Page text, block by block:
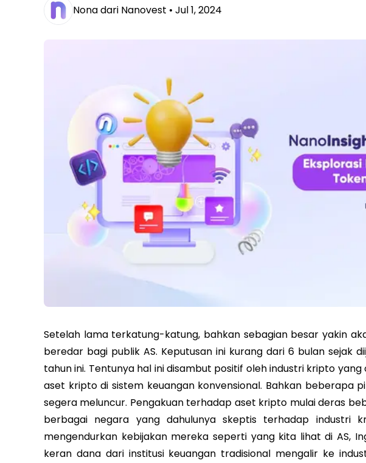
Nona dari Nanovest • Jul 1, 2024
Setelah lama terkatung-katung, bahkan sebagian besar yakin
beredar bagi publik AS. Keputusan ini kurang dari 6 bulan sejak
tahun ini. Tentunya hal ini disambut positif oleh industri kripto
aset kripto di sistem keuangan konvensional. Bahkan beberapa
segera meluncur. Pengakuan terhadap aset kripto mulai deras
berbagai negara yang dahulunya skeptis terhadap industri
mengendurkan kebijakan mereka seperti yang kita lihat di AS,
keran dana dari institusi keuangan tradisional mengalir ke